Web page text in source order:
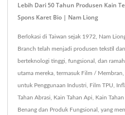
Lebih Dari 50 Tahun Produsen Kain
Spons Karet Bio | Nam Liong
Berlokasi di Taiwan sejak 1972, Nam
Branch telah menjadi produsen tekstil
berteknologi tinggi, fungsional, dan
utama mereka, termasuk Film /
untuk Penggunaan Industri, Film TPU,
Tahan Abrasi, Kain Tahan Api, Kain
Benang dan Produk Fungsional, yang